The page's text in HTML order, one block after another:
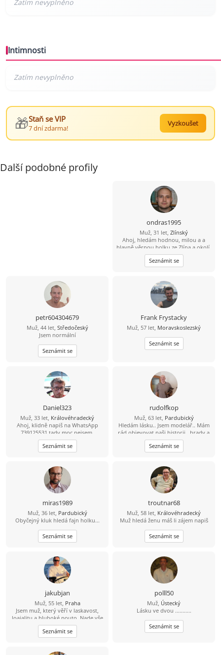
Intimnosti
🎁Staň se VIP
7 dní zdarma!
Vyzkoušet
Další podobné profily
ondras1995
Muž, 31 let, Zlínský
Ahoj, hledám hodnou, milou a a
hlavně věrnou holku ze Zlína a okolí.
Požaduji věk 18-30. Mám rád
procházky po přírodě posezení u
šálku dobré kávi i čaje. Chci, aby
provaz a měli spolu pořád na sebe
dost času. Dej mi vědět, Zda-li tě můj
inzerát zaujal. Klidně mi napiš na
Whatsapp, číslo ti milerád dám.
Napiš na 734116792,hned odepisuji.
Seznámit se
petr604304679
Muž, 44 let, Středočeský
Jsem normální
Seznámit se
Frank Frystacky
Muž, 57 let, Moravskoslezský
Seznámit se
Daniel323
Muž, 33 let, Královéhradecký
Ahoj, klidně napiš na WhatsApp
739125531 tady moc nejsem.
Seznámit se
rudolfkop
Muž, 63 let, Pardubický
Hledám lásku.. Jsem modelář.. Mám
rád objevovat naši historii.. hrady a
zámky.. Pro jednodušší komunikaci
737 580 628
Seznámit se
miras1989
Muž, 36 let, Pardubický
Obyčejný kluk hledá fajn holku...
Seznámit se
troutnar68
Muž, 58 let, Královéhradecký
Muž hledá ženu máš li zájem napiš
Seznámit se
jakubjan
Muž, 55 let, Praha
Jsem muž, který věří v laskavost,
loajalitu a hluboké pouto. Nade vše
si cením upřímnosti a sním o tom, že
budu sdílet jednoduché a krásné
životní okamžiky s někým, kdo se v
Seznámit se
polll50
Muž, Ústecký
Lásku ve dvou ...........
Seznámit se